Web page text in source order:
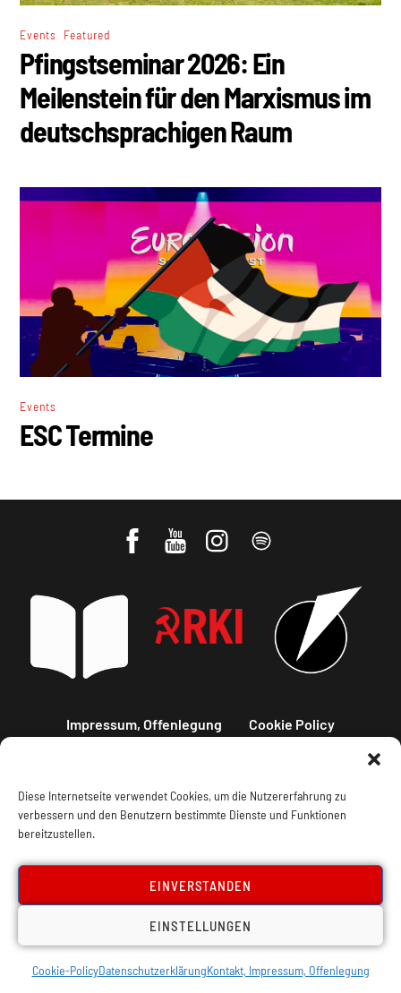
Diese Internetseite verwendet Cookies, um die Nutzererfahrung zu
verbessern und den Benutzern bestimmte Dienste und Funktionen
bereitzustellen.
EINVERSTANDEN
EINSTELLUNGEN
Cookie-PolicyDatenschutzerklärungKontakt, Impressum, Offenlegung
Events Featured
Pfingstseminar 2026: Ein
Meilenstein für den Marxismus im
deutschsprachigen Raum
Events
ESC Termine
Impressum, Offenlegung Cookie Policy